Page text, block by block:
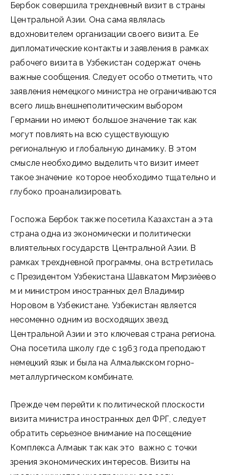
Бербок совершила трехдневный визит в страны
Центральной Азии. Она сама являлась
вдохновителем организации своего визита. Ее
дипломатические контакты и заявления в рамках
рабочего визита в Узбекистан содержат очень
важные сообщения. Следует особо отметить, что
заявления немецкого министра не ограничиваются
всего лишь внешнеполитическим выбором
Германии но имеют большое значение так как
могут повлиять на всю существующую
региональную и глобальную динамику. В этом
смысле необходимо выделить что визит имеет
такое значение которое необходимо тщательно и
глубоко проанализировать.
Госпожа Бербок также посетила Казахстан а эта
страна одна из экономически и политически
влиятельных государств Центральной Азии. В
рамках трехдневной программы, она встретилась
с Президентом Узбекистана Шавкатом Мирзиёево
м и министром иностранных дел Владимир
Норовом в Узбекистане. Узбекистан является
несоменно одним из восходящих звезд
Центральной Азии и это ключевая страна региона.
Она посетила школу где с 1963 года преподают
немецкий язык и была на Алмалыкском горно-
металлургическом комбинате.
Прежде чем перейти к политической плоскости
визита министра иностранных дел ФРГ, следует
обратить серьезное внимание на посещение
Комплекса Алмаык так как это важно с точки
зрения экономических интересов. Визиты на